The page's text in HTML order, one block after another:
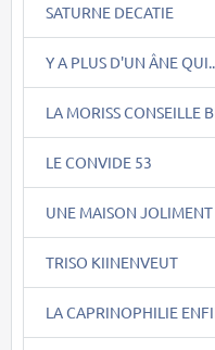
SATURNE DECATIE
Y A PLUS D'UN ÂNE
LA MORISS CONSEILLE
LE CONVIDE 53
UNE MAISON JOLIMENT
TRISO KIINENVEUT
LA CAPRINOPHILIE